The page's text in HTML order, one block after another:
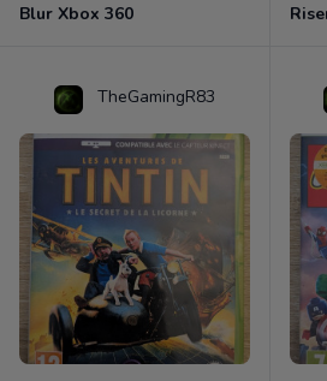
Blur Xbox 360
TheGamingR83